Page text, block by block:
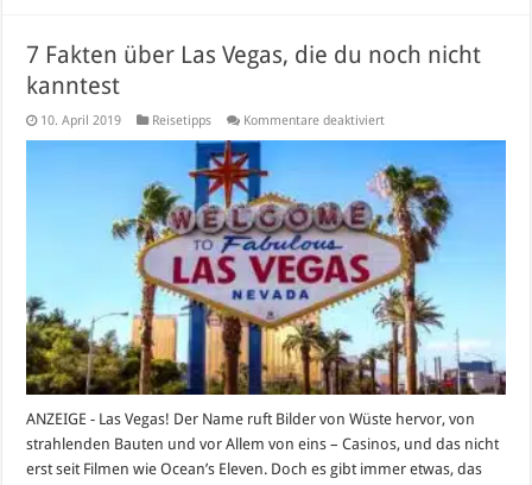
7 Fakten über Las Vegas, die du noch nicht
kanntest
10. April 2019 Reisetipps Kommentare deaktiviertfür
über
Las
Vegas,
die
du
noch
nicht
kanntest
ANZEIGE - Las Vegas! Der Name ruft Bilder von Wüste hervor, von
strahlenden Bauten und vor Allem von eins – Casinos, und das nicht
erst seit Filmen wie Ocean’s Eleven. Doch es gibt immer etwas, das